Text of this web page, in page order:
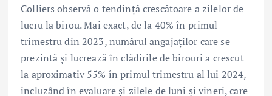
Colliers observă o tendință crescătoare a zilelor de
lucru la birou. Mai exact, de la 40% în primul
trimestru din 2023, numărul angajaților care se
prezintă și lucrează în clădirile de birouri a crescut
la aproximativ 55% în primul trimestru al lui 2024,
incluzând în evaluare și zilele de luni și vineri, care